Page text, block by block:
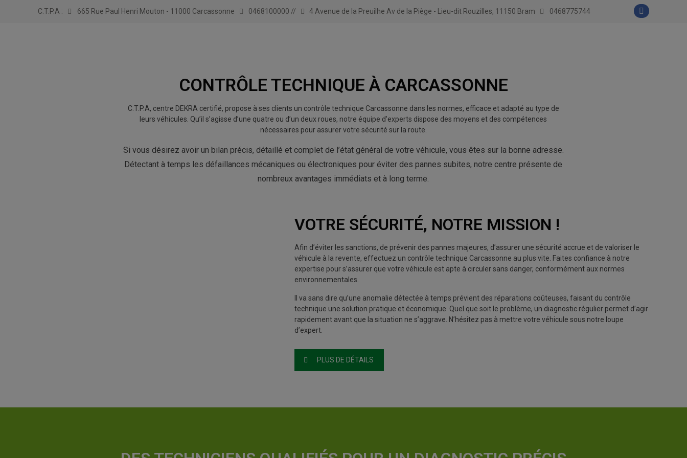
C.T.P.A : 665 Rue Paul Henri Mouton - 11000 Carcassonne 0468100000 // 4 Avenue de la Preuilhe Av de la Piège - Lieu-dit Rouzilles, 11150 Bram 0468775744
CONTRÔLE TECHNIQUE À CARCASSONNE
C.T.P.A, centre DEKRA certifié, propose à ses clients un contrôle technique Carcassonne dans les normes, efficace et adapté au type de
leurs véhicules. Qu’il s’agisse d’une quatre ou d’un deux roues, notre équipe d’experts dispose des moyens et des compétences
nécessaires pour assurer votre sécurité sur la route.
Si vous désirez avoir un bilan précis, détaillé et complet de l’état général de votre véhicule, vous êtes sur la bonne adresse.
Détectant à temps les défaillances mécaniques ou électroniques pour éviter des pannes subites, notre centre présente de
nombreux avantages immédiats et à long terme.
VOTRE SÉCURITÉ, NOTRE MISSION !
Afin d’éviter les sanctions, de prévenir des pannes majeures, d’assurer une sécurité accrue et de valoriser le
véhicule à la revente, effectuez un contrôle technique Carcassonne au plus vite. Faites confiance à notre
expertise pour s’assurer que votre véhicule est apte à circuler sans danger, conformément aux normes
environnementales.
Il va sans dire qu’une anomalie détectée à temps prévient des réparations coûteuses, faisant du contrôle
technique une solution pratique et économique. Quel que soit le problème, un diagnostic régulier permet d’agir
rapidement avant que la situation ne s’aggrave. N’hésitez pas à mettre votre véhicule sous notre loupe
d’expert.
PLUS DE DÉTAILS